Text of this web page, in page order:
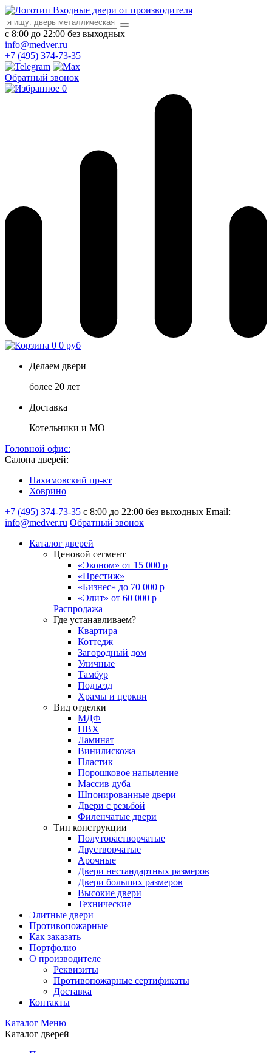
Входные двери от производителя
с 8:00 до 22:00 без выходных
info@medver.ru
+7 (495) 374-73-35
Обратный звонок
0
0 0 руб
Делаем двери
более 20 лет
Доставка
Котельники и МО
Головной офис:
Салона дверей:
Нахимовский пр-кт
Ховрино
+7 (495) 374-73-35 с 8:00 до 22:00 без выходных Email:
info@medver.ru Обратный звонок
Каталог дверей
Ценовой сегмент
«Эконом» от 15 000 р
«Престиж»
«Бизнес» до 70 000 р
«Элит» от 60 000 р
Распродажа
Где устанавливаем?
Квартира
Коттедж
Загородный дом
Уличные
Тамбур
Подъезд
Храмы и церкви
Вид отделки
МДФ
ПВХ
Ламинат
Винилискожа
Пластик
Порошковое напыление
Массив дуба
Шпонированные двери
Двери с резьбой
Филенчатые двери
Тип конструкции
Полуторастворчатые
Двустворчатые
Арочные
Двери нестандартных размеров
Двери больших размеров
Высокие двери
Технические
Элитные двери
Противопожарные
Как заказать
Портфолио
О производителе
Реквизиты
Противопожарные сертификаты
Доставка
Контакты
Каталог Меню
Каталог дверей